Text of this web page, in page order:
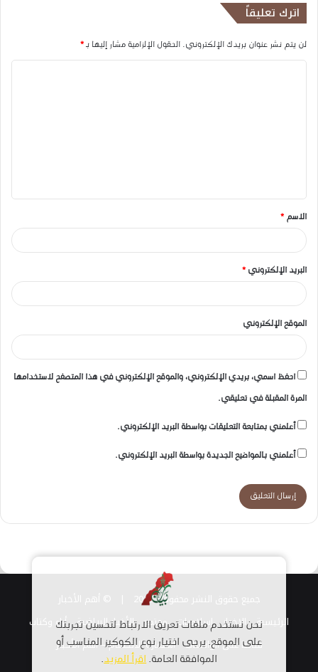
اترك تعليقاً
لن يتم نشر عنوان بريدك الإلكتروني. الحقول الإلزامية مشار إليها بـ*
ق
*
الاسم *
البريد الإلكتروني *
الموقع الإلكتروني
احفظ اسمي، بريدي الإلكتروني، والموقع الإلكتروني في هذا المتصفح لاستخدامها
المرة المقبلة في تعليقي.
أعلمني بمتابعة التعليقات بواسطة البريد الإلكتروني.
أعلمني بالمواضيع الجديدة بواسطة البريد الإلكتروني.
جميع حقوق النشر محفوظة 2026 |
الرئيسية
الاخبار اسلاميات مجتمع الأخبار الرياضية أراء وكتاب
قناتنا على الواتساب استمارة الانضمام – أهم الأخبار
نحن نستخدم ملفات تعريف الارتباط لتحسين تجربتك
على الموقع. يرجى اختيار نوع الكوكيز المناسب أو
الموافقة العامة.اقرأ المزيد.